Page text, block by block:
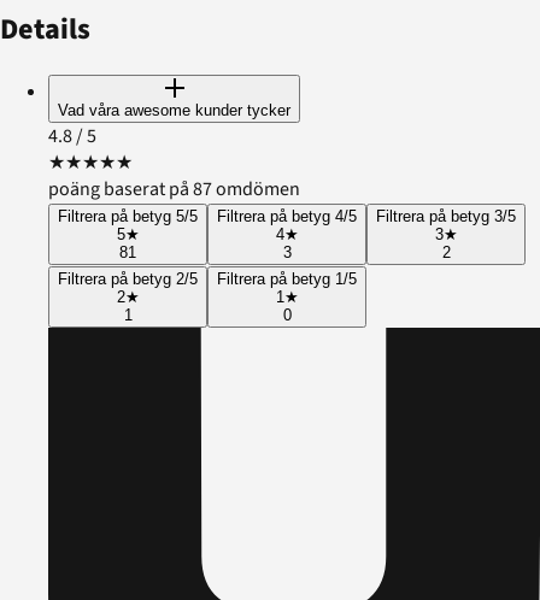
Details
Vad våra awesome kunder tycker
4.8/ 5
★★★★★
poäng baserat på 87 omdömen
Filtrera på betyg 5/5
5★
81
Filtrera på betyg 4/5
4★
3
Filtrera på betyg 3/5
3★
2
Filtrera på betyg 2/5
2★
1
Filtrera på betyg 1/5
1 ★
0